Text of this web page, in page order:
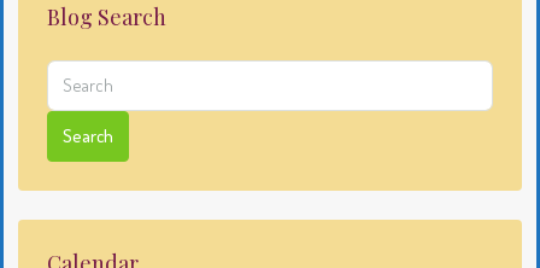
Blog Search
Search